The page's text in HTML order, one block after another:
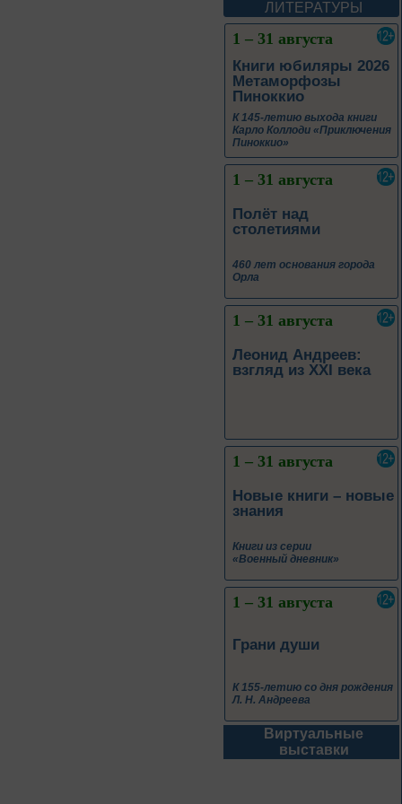
ЛИТЕРАТУРЫ
1 – 31 августа
Полёт над
столетиями
460 лет основания города
Орла
1 – 31 августа
Леонид Андреев:
взгляд из XXI века
1 – 31 августа
Новые книги – новые
знания
1 – 31 августа
Грани души
К 155-летию со дня рождения
Л. Н. Андреева
1 – 31 августа
сказок И. Я.
Из цикла «Мастера кисти:
галерея талантов»
1 – 31 августа
Виртуальные
выставки